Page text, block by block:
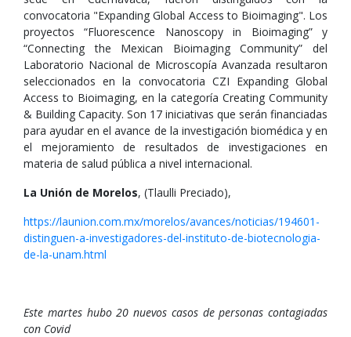
convocatoria "Expanding Global Access to Bioimaging". Los
proyectos “Fluorescence Nanoscopy in Bioimaging” y
“Connecting the Mexican Bioimaging Community” del
Laboratorio Nacional de Microscopía Avanzada resultaron
seleccionados en la convocatoria CZI Expanding Global
Access to Bioimaging, en la categoría Creating Community
& Building Capacity. Son 17 iniciativas que serán financiadas
para ayudar en el avance de la investigación biomédica y en
el mejoramiento de resultados de investigaciones en
materia de salud pública a nivel internacional.
La Unión de Morelos, (Tlaulli Preciado),
https://launion.com.mx/morelos/avances/noticias/194601-
distinguen-a-investigadores-del-instituto-de-biotecnologia-
de-la-unam.html
Este martes hubo 20 nuevos casos de personas contagiadas
con Covid